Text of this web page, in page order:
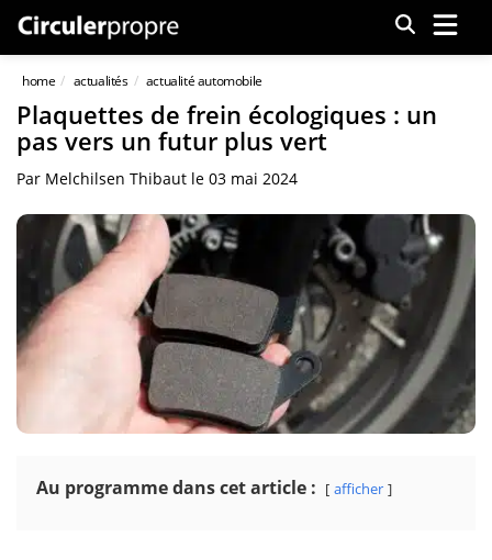
Menu
home actualités actualité automobile
Plaquettes de frein écologiques : un
pas vers un futur plus vert
Par Melchilsen Thibaut le 03 mai 2024
Au programme dans cet article : afficher